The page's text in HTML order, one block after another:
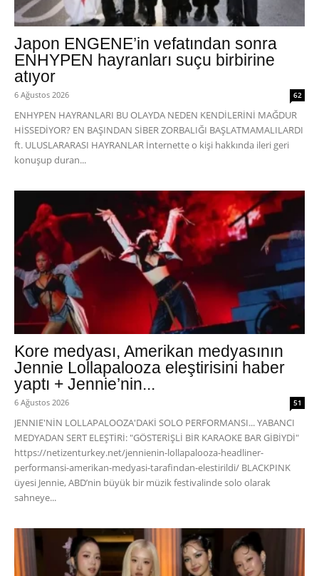
Japon ENGENE’in vefatından sonra
ENHYPEN hayranları suçu birbirine
atıyor
6 Ağustos 2026 62
ENHYPEN HAYRANLARI BU OLAYDA NEDEN KENDİLERİNİ MAĞDUR
HİSSEDİYOR? EN BAŞINDAN SİBER ZORBALIĞI BAŞLATMAMALILARDI
ft. ULUSLARARASI HAYRANLAR İnternette o kişi hakkında ileri geri
konuşup duran...
Kore medyası, Amerikan medyasının
Jennie Lollapalooza eleştirisini haber
yaptı + Jennie’nin...
6 Ağustos 2026 51
JENNIE'NİN LOLLAPALOOZA'DAKİ SOLO PERFORMANSI... YABANCI
MEDYADAN SERT ELEŞTİRİ: "GÖSTERİŞLİ BİR KARAOKE BAR GİBİYDİ"
https://netizenturkey.net/jennienin-lollapalooza-headliner-
performansi-amerikan-medyasi-tarafindan-elestirildi/ BLACKPINK
üyesi Jennie, ABD’nin büyük bir müzik festivalinde solo olarak
sahneye...